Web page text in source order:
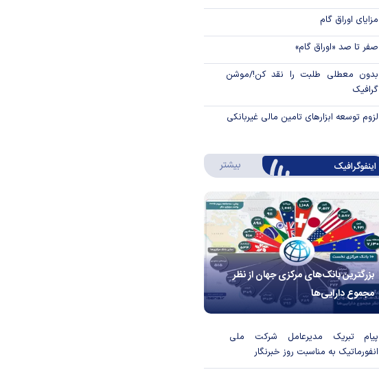
مزایای اوراق گام
صفر تا صد «اوراق گام»
بدون معطلی طلبت را نقد کن!/موشن
گرافیک
لزوم توسعه ابزارهای تامین مالی غیربانکی
اینفوگرافیک بیشتر درباره اینفوگرافیک
بزرگترین بانک‌های مرکزی جهان از نظر
مجموع دارایی‌ها
پیام تبریک مدیرعامل شرکت ملی
انفورماتیک به مناسبت روز خبرنگار